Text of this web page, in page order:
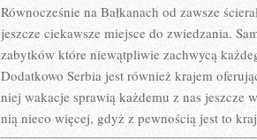
Równocześnie na Bałkanach od zawsze
jeszcze ciekawsze miejsce do zwiedzania.
zabytków które niewątpliwie zachwycą
Dodatkowo Serbia jest również krajem
niej wakacje sprawią każdemu z nas jeszcze
nią nieco więcej, gdyż z pewnością jest to